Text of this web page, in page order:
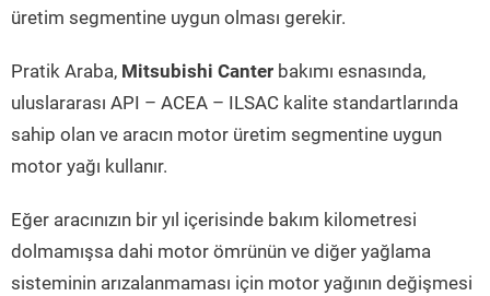
üretim segmentine uygun olması gerekir.
Pratik Araba, Mitsubishi Canter bakımı esnasında,
uluslararası API – ACEA – ILSAC kalite standartlarında
sahip olan ve aracın motor üretim segmentine uygun
motor yağı kullanır.
Eğer aracınızın bir yıl içerisinde bakım kilometresi
dolmamışsa dahi motor ömrünün ve diğer yağlama
sisteminin arızalanmaması için motor yağının değişmesi